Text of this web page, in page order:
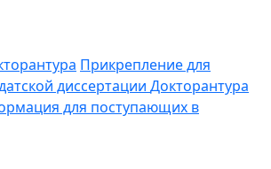
Прикрепление для
диссертации Докторантура
для поступающих в